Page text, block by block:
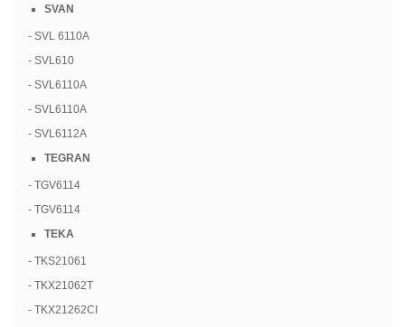
SVAN
- SVL 6110A
- SVL610
- SVL6110A
- SVL6110A
- SVL6112A
TEGRAN
- TGV6114
- TGV6114
TEKA
- TKS21061
- TKX21062T
- TKX21262CI